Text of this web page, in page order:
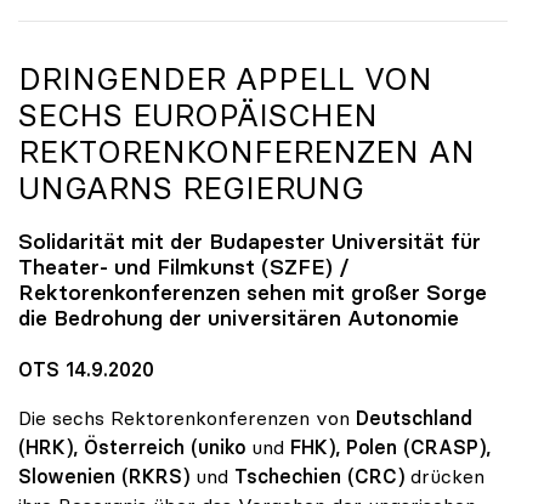
DRINGENDER APPELL VON
SECHS EUROPÄISCHEN
REKTORENKONFERENZEN AN
UNGARNS REGIERUNG
Solidarität mit der Budapester Universität für
Theater- und Filmkunst (SZFE) /
Rektorenkonferenzen sehen mit großer Sorge
die Bedrohung der universitären Autonomie
OTS 14.9.2020
Die sechs Rektorenkonferenzen von Deutschland
(HRK), Österreich (uniko und FHK), Polen (CRASP),
Slowenien (RKRS) und Tschechien (CRC) drücken